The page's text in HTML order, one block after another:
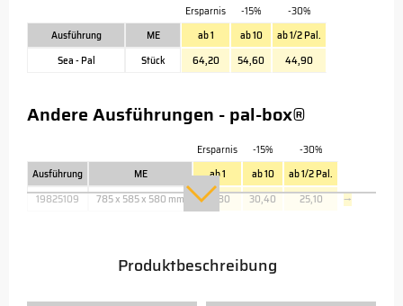
Ersparnis -15%
-30%
Ausführung
ME ab 1 ab 10
ab 1/2 Pal.
Sea - Pal
Stück 64,20 54,60 44,90
Andere Ausführungen - pal-box®
Ersparnis -15%
-30%
Ausführung
ME ab 1 ab 10
ab 1/2 Pal.
19825109
785 x 585 x 580 mm 35,80 30,40 25,10 →
Produktbeschreibung